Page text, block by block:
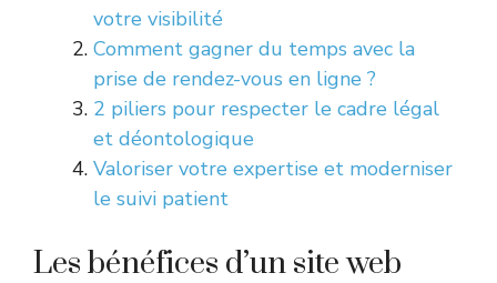
votre visibilité
Comment gagner du temps avec la
prise de rendez-vous en ligne ?
2 piliers pour respecter le cadre légal
et déontologique
Valoriser votre expertise et moderniser
le suivi patient
Les bénéfices d’un site web